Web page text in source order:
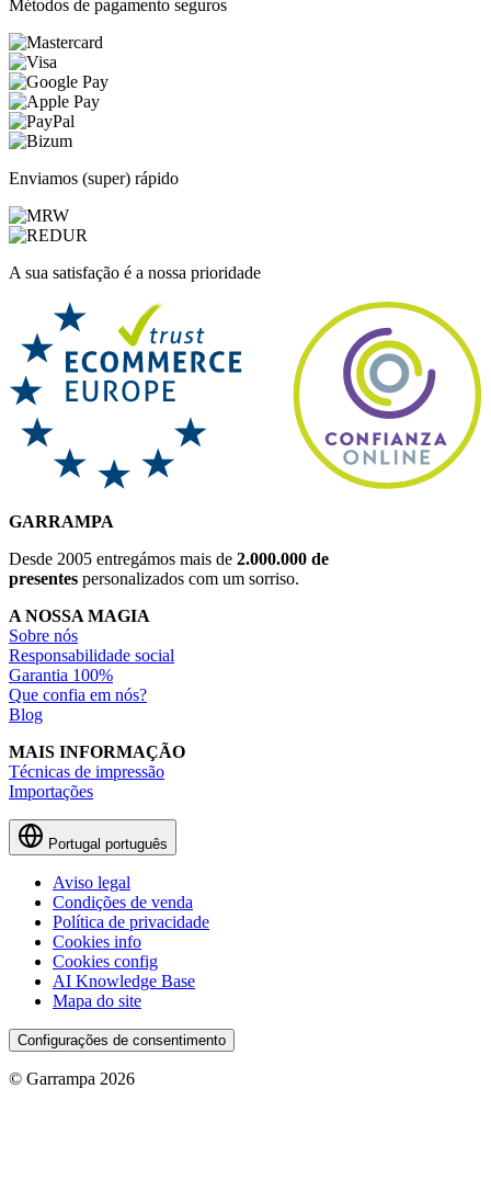
Métodos de pagamento seguros
Enviamos (super) rápido
A sua satisfação é a nossa prioridade
GARRAMPA
Desde 2005 entregámos mais de 2.000.000 de
presentes personalizados com um sorriso.
A NOSSA MAGIA
Sobre nós
Responsabilidade social
Garantia 100%
Que confia em nós?
Blog
MAIS INFORMAÇÃO
Técnicas de impressão
Importações
Portugal português
Aviso legal
Condições de venda
Política de privacidade
Cookies info
Cookies config
AI Knowledge Base
Mapa do site
Configurações de consentimento
© Garrampa 2026